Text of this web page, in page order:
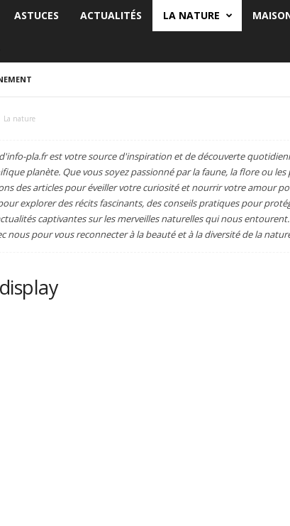
f
L
A
ASTUCES ACTUALITÉS LA NATURE
La nature
pla.fr est votre source d'inspiration et de découverte
planète. Que vous soyez passionné par la faune, la flore ou les
des articles pour éveiller votre curiosité et nourrir votre amour
explorer des récits fascinants, des conseils pratiques pour
captivantes sur les merveilles naturelles qui nous
nous pour vous reconnecter à la beauté et à la diversité de la